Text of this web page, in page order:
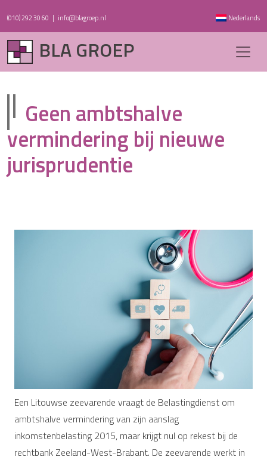
(010) 292 30 60 | info@blagroep.nl Nederlands
BLA GROEP
Geen ambtshalve
vermindering bij nieuwe
jurisprudentie
Een Litouwse zeevarende vraagt de Belastingdienst om
ambtshalve vermindering van zijn aanslag
inkomstenbelasting 2015, maar krijgt nul op rekest bij de
rechtbank Zeeland-West-Brabant. De zeevarende werkt in